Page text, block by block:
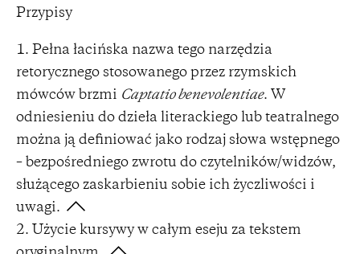
Przypisy
Pełna łacińska nazwa tego narzędzia
retorycznego stosowanego przez rzymskich
mówców brzmi Captatio benevolentiae. W
odniesieniu do dzieła literackiego lub teatralnego
można ją definiować jako rodzaj słowa wstępnego
– bezpośredniego zwrotu do czytelników/widzów,
służącego zaskarbieniu sobie ich życzliwości i
uwagi.
Użycie kursywy w całym eseju za tekstem